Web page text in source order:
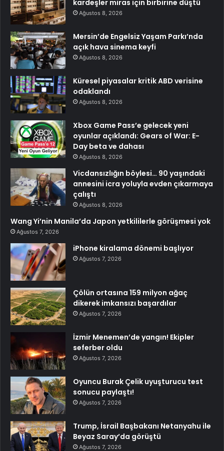
kardeşler miras için birbirine düştü
Ağustos 8, 2026
Mersin’de Engelsiz Yaşam Parkı’nda
açık hava sinema keyfi
Ağustos 8, 2026
Küresel piyasalar kritik ABD verisine
odaklandı
Ağustos 8, 2026
Xbox Game Pass’e gelecek yeni
oyunlar açıklandı: Gears of War: E-
Day beta ve dahası
Ağustos 8, 2026
Vicdansızlığın böylesi… 90 yaşındaki
annesini icra yoluyla evden çıkarmaya
çalıştı
Ağustos 8, 2026
Wang Yi’nin Manila’da Japon yetkililerle görüşmesi yok
Ağustos 7, 2026
iPhone kiralama dönemi başlıyor
Ağustos 7, 2026
Çölün ortasına 159 milyon ağaç
dikerek imkansızı başardılar
Ağustos 7, 2026
İzmir Menemen’de yangın! Ekipler
seferber oldu
Ağustos 7, 2026
Oyuncu Burak Çelik uyuşturucu test
sonucu paylaştı!
Ağustos 7, 2026
Trump, İsrail Başbakanı Netanyahu ile
Beyaz Saray’da görüştü
Ağustos 7, 2026